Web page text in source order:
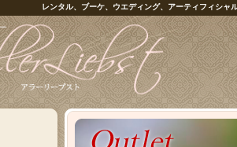
レンタル、ブーケ、ウエディング、アーティフィシャ